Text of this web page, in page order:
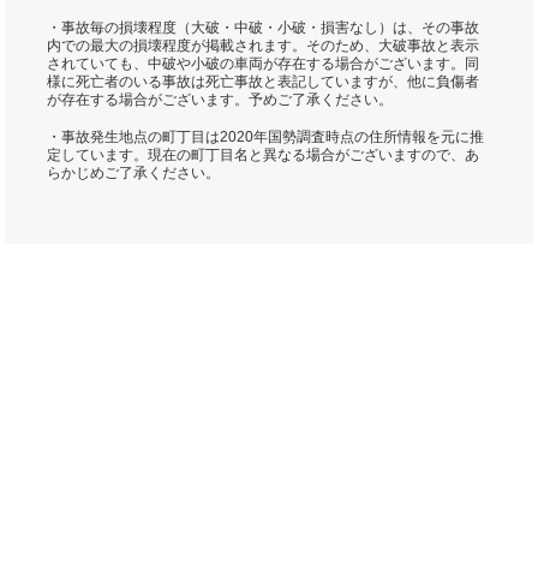
・事故毎の損壊程度（大破・中破・小破・損害なし）は、その事故
内での最大の損壊程度が掲載されます。そのため、大破事故と表示
されていても、中破や小破の車両が存在する場合がございます。同
様に死亡者のいる事故は死亡事故と表記していますが、他に負傷者
が存在する場合がございます。予めご了承ください。
・事故発生地点の町丁目は2020年国勢調査時点の住所情報を元に推
定しています。現在の町丁目名と異なる場合がございますので、あ
らかじめご了承ください。